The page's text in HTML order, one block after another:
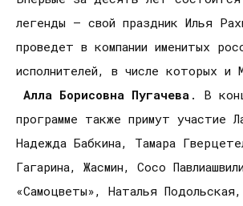
легенды – свой праздник Илья
проведет в компании именитых
исполнителей, в числе которых и
Алла Борисовна Пугачева . В
программе также примут участие
Надежда Бабкина, Тамара
Гагарина, Жасмин, Сосо
«Самоцветы», Наталья